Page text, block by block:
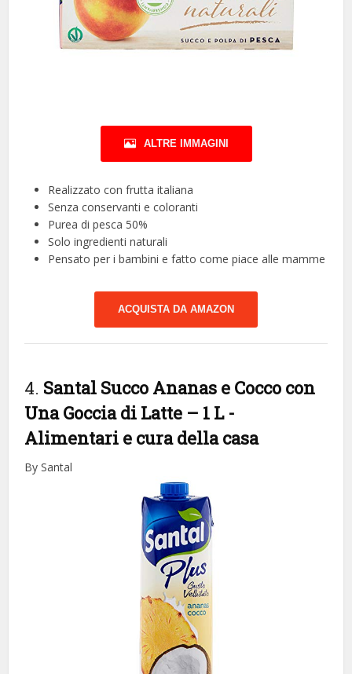
ALTRE IMMAGINI
Realizzato con frutta italiana
Senza conservanti e coloranti
Purea di pesca 50%
Solo ingredienti naturali
Pensato per i bambini e fatto come piace alle mamme
ACQUISTA DA AMAZON
4. Santal Succo Ananas e Cocco con
Una Goccia di Latte – 1 L -
Alimentari e cura della casa
By Santal